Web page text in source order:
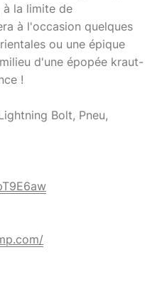
à la limite de
à l'occasion quelques
ou une épique
d'une épopée kraut-
!
Bolt, Pneu,